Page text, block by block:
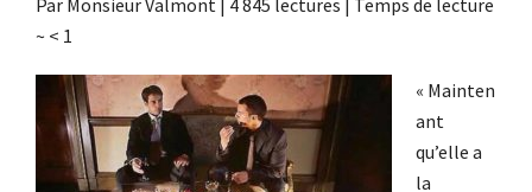
Par Monsieur Valmont | 4 845 lectures | Temps de lecture
~ < 1
« Mainten
ant
qu’elle a
la